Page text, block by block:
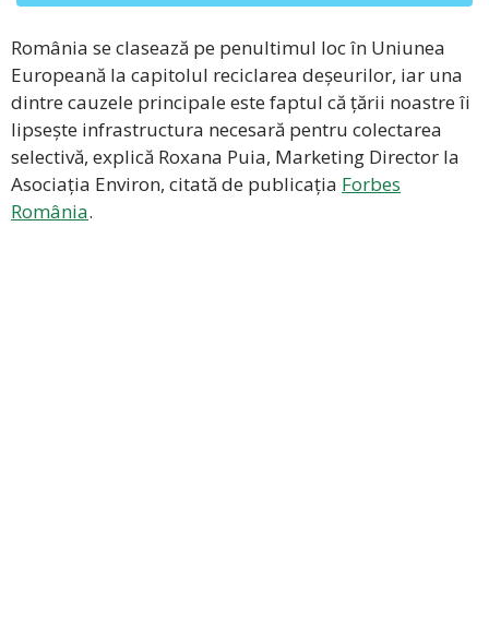
România se clasează pe penultimul loc în Uniunea
Europeană la capitolul reciclarea deșeurilor, iar una
dintre cauzele principale este faptul că țării noastre îi
lipsește infrastructura necesară pentru colectarea
selectivă, explică Roxana Puia, Marketing Director la
Asociația Environ, citată de publicația Forbes
România.